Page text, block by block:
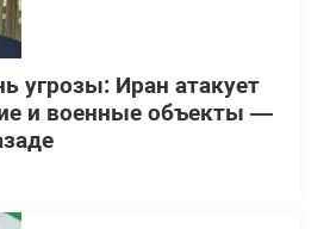
угрозы: Иран атакует
и военные объекты —